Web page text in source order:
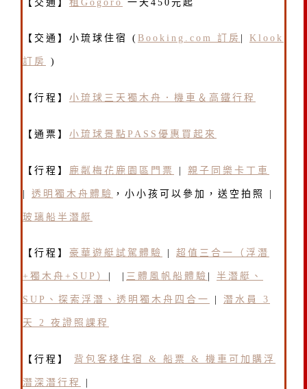
【交通】 租Gogoro 一天450元起
【交通】小琉球住宿 ( Booking.com 訂房 Klook
訂房 )
【行程】 小琉球三天獨木舟．機車＆高鐵行程
【通票】 小琉球景點PASS優惠買起來
【行程】 鹿粼梅花鹿園區門票 | 親子同樂卡丁車
| 透明獨木舟體驗 ，小小孩可以參加，送空拍照 |
玻璃船半潛艇
【行程】 豪華遊艇試駕體驗 超值三合一（浮潛
+獨木舟+SUP） 三體風帆船體驗 半潛艇、
SUP、探索浮潛、透明獨⽊舟四合一 潛水員 3
天 2 夜證照課程
【行程】 背包客棧住宿 & 船票 & 機車可加購浮
潛深潛行程